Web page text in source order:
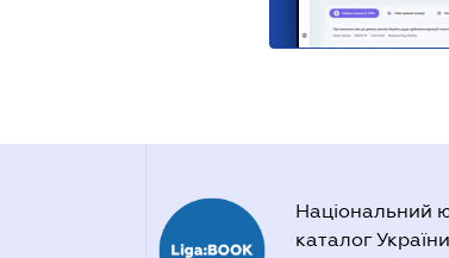
Національний
каталог України